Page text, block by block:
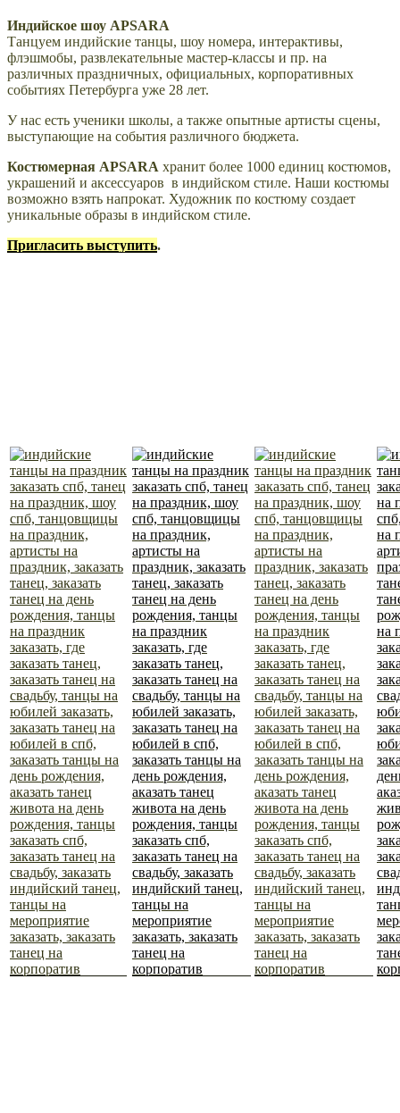
Индийское шоу APSARA
Танцуем индийские танцы, шоу номера, интерактивы,
флэшмобы, развлекательные мастер-классы и пр. на
различных праздничных, официальных, корпоративных
событиях Петербурга уже 28 лет.
У нас есть ученики школы, а также опытные артисты сцены,
выступающие на события различного бюджета.
Костюмерная APSARA хранит более 1000 единиц костюмов,
украшений и аксессуаров в индийском стиле. Наши костюмы
возможно взять напрокат. Художник по костюму создает
уникальные образы в индийском стиле.
Пригласить выступить.